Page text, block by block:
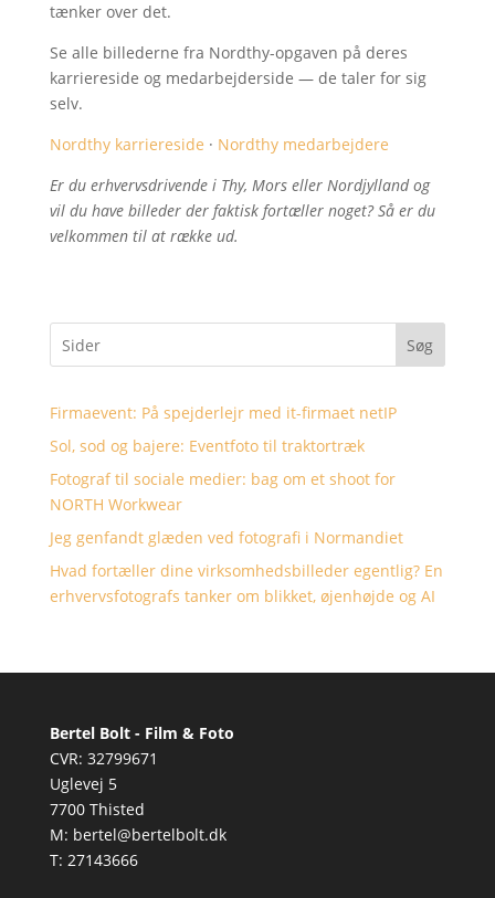
tænker over det.
Se alle billederne fra Nordthy-opgaven på deres
karriereside og medarbejderside — de taler for sig
selv.
Nordthy karriereside · Nordthy medarbejdere
Er du erhvervsdrivende i Thy, Mors eller Nordjylland og
vil du have billeder der faktisk fortæller noget? Så er du
velkommen til at række ud.
Søg
Firmaevent: På spejderlejr med it-firmaet netIP
Sol, sod og bajere: Eventfoto til traktortræk
Fotograf til sociale medier: bag om et shoot for
NORTH Workwear
Jeg genfandt glæden ved fotografi i Normandiet
Hvad fortæller dine virksomhedsbilleder egentlig? En
erhvervsfotografs tanker om blikket, øjenhøjde og AI
Bertel Bolt - Film & Foto
CVR: 32799671
Uglevej 5
7700 Thisted
M: bertel@bertelbolt.dk
T: 27143666